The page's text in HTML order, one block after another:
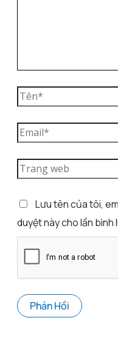
Lưu tên của tôi,
duyệt này cho lần bình